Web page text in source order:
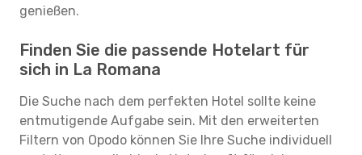
genießen.
Finden Sie die passende Hotelart für
sich in La Romana
Die Suche nach dem perfekten Hotel sollte keine
entmutigende Aufgabe sein. Mit den erweiterten
Filtern von Opodo können Sie Ihre Suche individuell